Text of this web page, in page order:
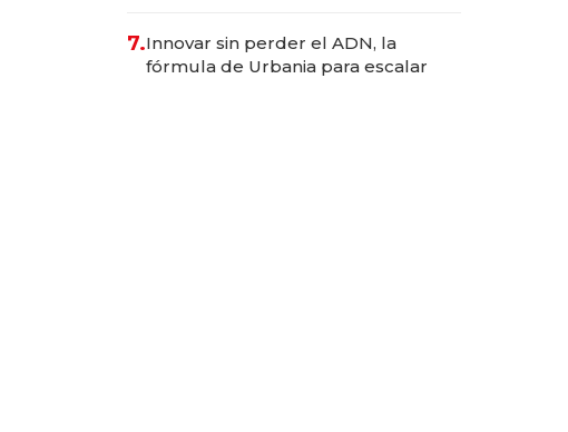
7.Innovar sin perder el ADN, la
fórmula de Urbania para escalar